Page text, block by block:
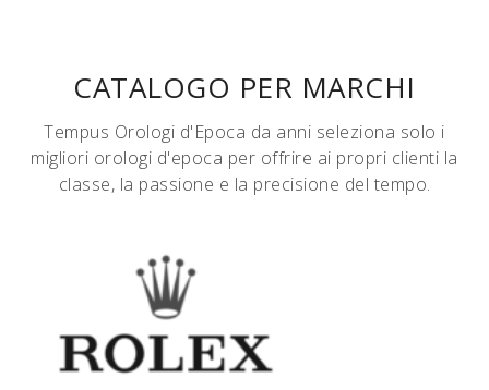
CATALOGO PER MARCHI
Tempus Orologi d'Epoca da anni seleziona solo i
migliori orologi d'epoca per offrire ai propri clienti la
classe, la passione e la precisione del tempo.